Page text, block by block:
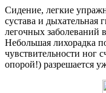
Сидение, легкие
сустава и дыхательная
легочных
Небольшая лихорадка
чувствительности ног
опорой!) разрешается